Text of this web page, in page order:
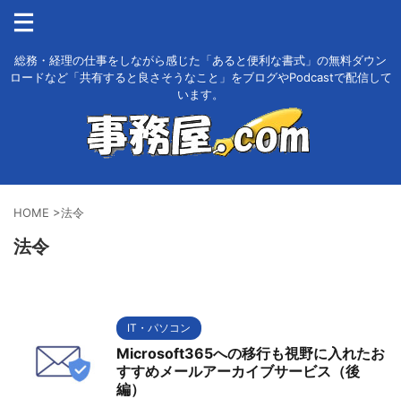
総務・経理の仕事をしながら感じた「あると便利な書式」の無料ダウン
ロードなど「共有すると良さそうなこと」をブログやPodcastで配信して
います。
HOME >法令
法令
IT・パソコン
Microsoft365への移行も視野に入れたお
すすめメールアーカイブサービス（後
編）